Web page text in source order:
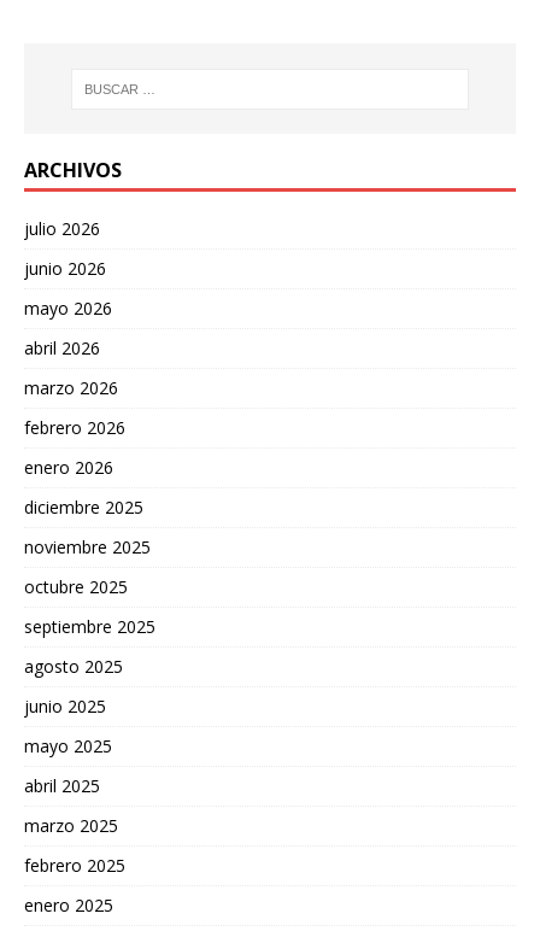
ARCHIVOS
julio 2026
junio 2026
mayo 2026
abril 2026
marzo 2026
febrero 2026
enero 2026
diciembre 2025
noviembre 2025
octubre 2025
septiembre 2025
agosto 2025
junio 2025
mayo 2025
abril 2025
marzo 2025
febrero 2025
enero 2025